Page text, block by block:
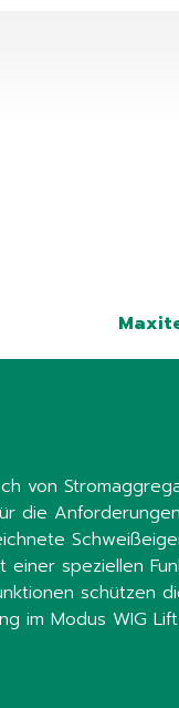
von
die
speziellen
schützen
im Modus WIG